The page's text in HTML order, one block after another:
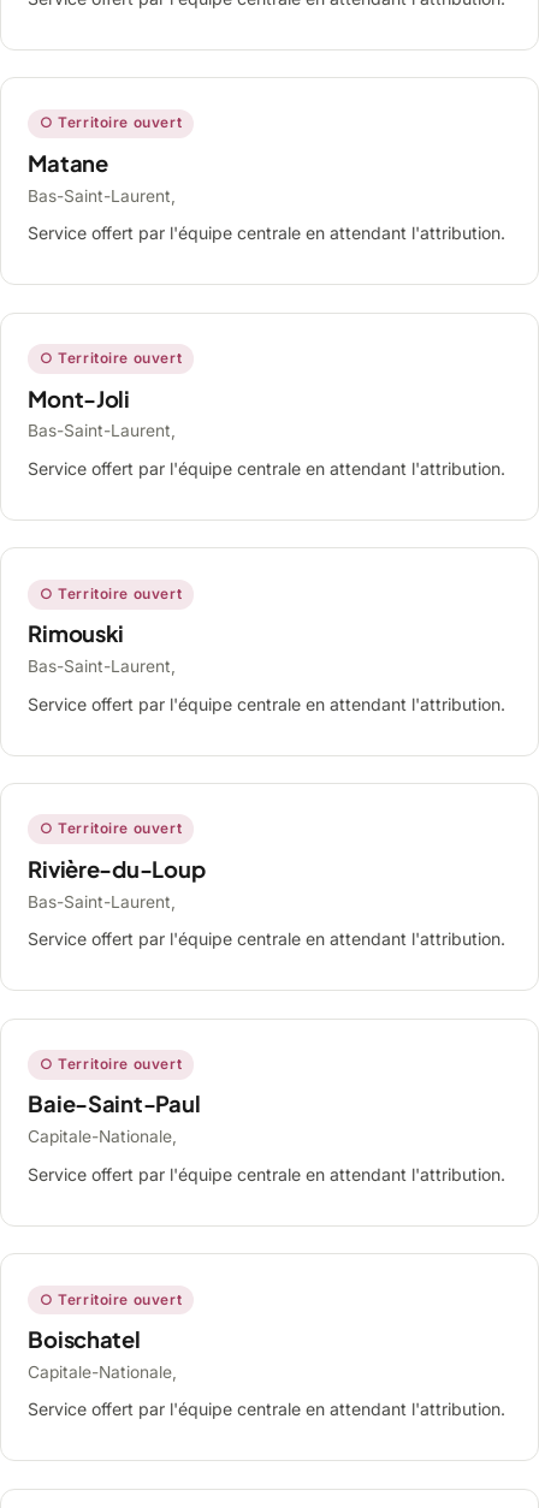
○ Territoire ouvert
Matane
Bas-Saint-Laurent,
Service offert par l'équipe centrale en attendant l'attribution.
○ Territoire ouvert
Mont-Joli
Bas-Saint-Laurent,
Service offert par l'équipe centrale en attendant l'attribution.
○ Territoire ouvert
Rimouski
Bas-Saint-Laurent,
Service offert par l'équipe centrale en attendant l'attribution.
○ Territoire ouvert
Rivière-du-Loup
Bas-Saint-Laurent,
Service offert par l'équipe centrale en attendant l'attribution.
○ Territoire ouvert
Baie-Saint-Paul
Capitale-Nationale,
Service offert par l'équipe centrale en attendant l'attribution.
○ Territoire ouvert
Boischatel
Capitale-Nationale,
Service offert par l'équipe centrale en attendant l'attribution.